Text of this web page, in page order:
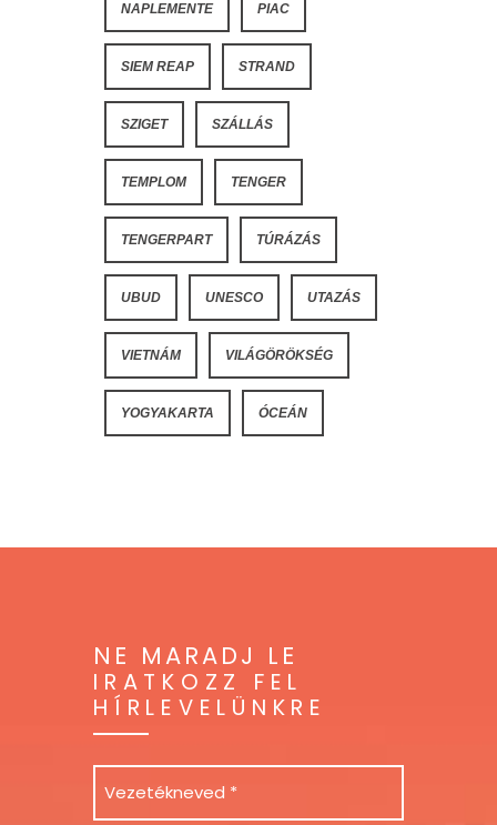
NAPLEMENTE PIAC
SIEM REAP STRAND
SZIGET SZÁLLÁS
TEMPLOM TENGER
TENGERPART TÚRÁZÁS
UBUD UNESCO UTAZÁS
VIETNÁM VILÁGÖRÖKSÉG
YOGYAKARTA ÓCEÁN
NE MARADJ LE
IRATKOZZ FEL
HÍRLEVELÜNKRE
Név